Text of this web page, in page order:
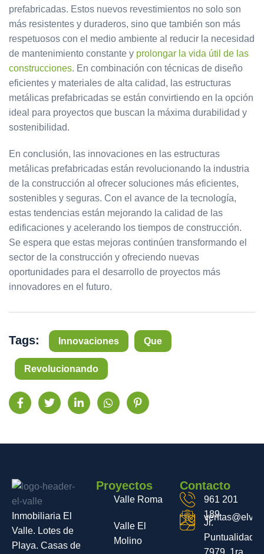
prefabricadas. Estos nuevos revestimientos no solo son
más resistentes y duraderos, sino que también son más
respetuosos con el medio ambiente al reducir la necesidad
de mantenimiento constante y prolongar la vida útil de las
construcciones. En combinación con técnicas de diseño
eficientes y materiales de alta calidad, las estructuras
metálicas prefabricadas se están convirtiendo en la opción
ideal para proyectos que buscan la máxima durabilidad y
sostenibilidad.
En conclusión, las innovaciones en las estructuras
metálicas prefabricadas están revolucionando la industria
de la construcción al ofrecer soluciones más eficientes,
sostenibles y seguras. Con el avance de la tecnología,
estas tendencias están mejorando la calidad de las
edificaciones y acelerando los tiempos de construcción.
Se espera que estas mejoras continúen transformando el
sector de la construcción y ofreciendo nuevas
oportunidades para el desarrollo de proyectos más
innovadores en el futuro.
Tags: Innovaciones Que
Revolucionando
Inmobiliaria El
Valle. Lotes de
Playa. Casas de
Proyectos
Valle Roma
Valle El
Molino
Contacto
961 201
189
Jr.
Puntualidad
7979, 1ra